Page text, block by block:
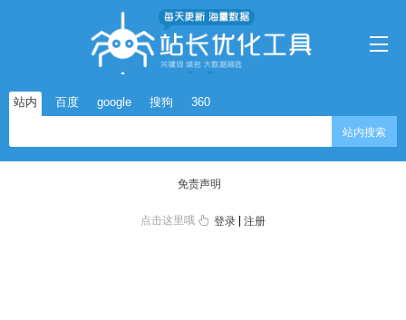
站内 百度 google 搜狗 360
站内搜索
免责声明
点击这里哦 登录 |注册